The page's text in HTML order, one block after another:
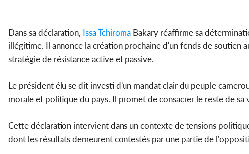
Dans sa déclaration, Issa Tchiroma Bakary réaffirme sa
illégitime. Il annonce la création prochaine d'un fonds de soutien
stratégie de résistance active et passive.
Le président élu se dit investi d'un mandat clair du peuple
morale et politique du pays. Il promet de consacrer le reste de
Cette déclaration intervient dans un contexte de tensions
dont les résultats demeurent contestés par une partie de